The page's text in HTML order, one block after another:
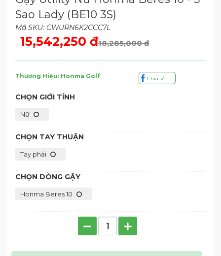
Sao Lady (BE10 3S)
Mã SKU: CWURN6K2CCC7L
15,542,250 đ18,285,000 đ
Thương Hiệu: Honma Golf Chia sẻ
CHỌN GIỚI TÍNH
Nữ
CHỌN TAY THUẬN
Tay phải
CHỌN DÒNG GẬY
Honma Beres 10